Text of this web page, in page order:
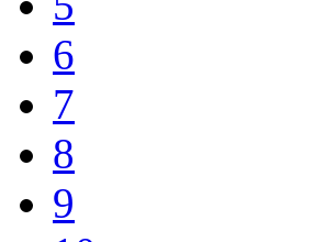
6
7
8
9